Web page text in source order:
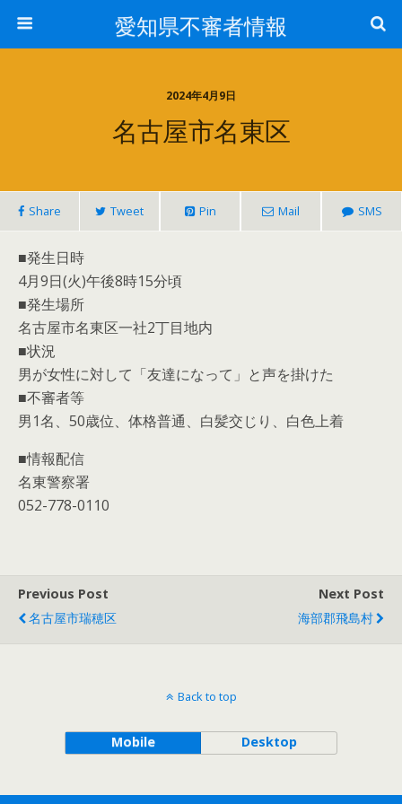
愛知県不審者情報
2024年4月9日
名古屋市名東区
Share Tweet Pin Mail SMS
■発生日時
4月9日(火)午後8時15分頃
■発生場所
名古屋市名東区一社2丁目地内
■状況
男が女性に対して「友達になって」と声を掛けた
■不審者等
男1名、50歳位、体格普通、白髪交じり、白色上着
■情報配信
名東警察署
052-778-0110
Previous Post
名古屋市瑞穂区
Next Post
海部郡飛島村
Back to top
Mobile Desktop